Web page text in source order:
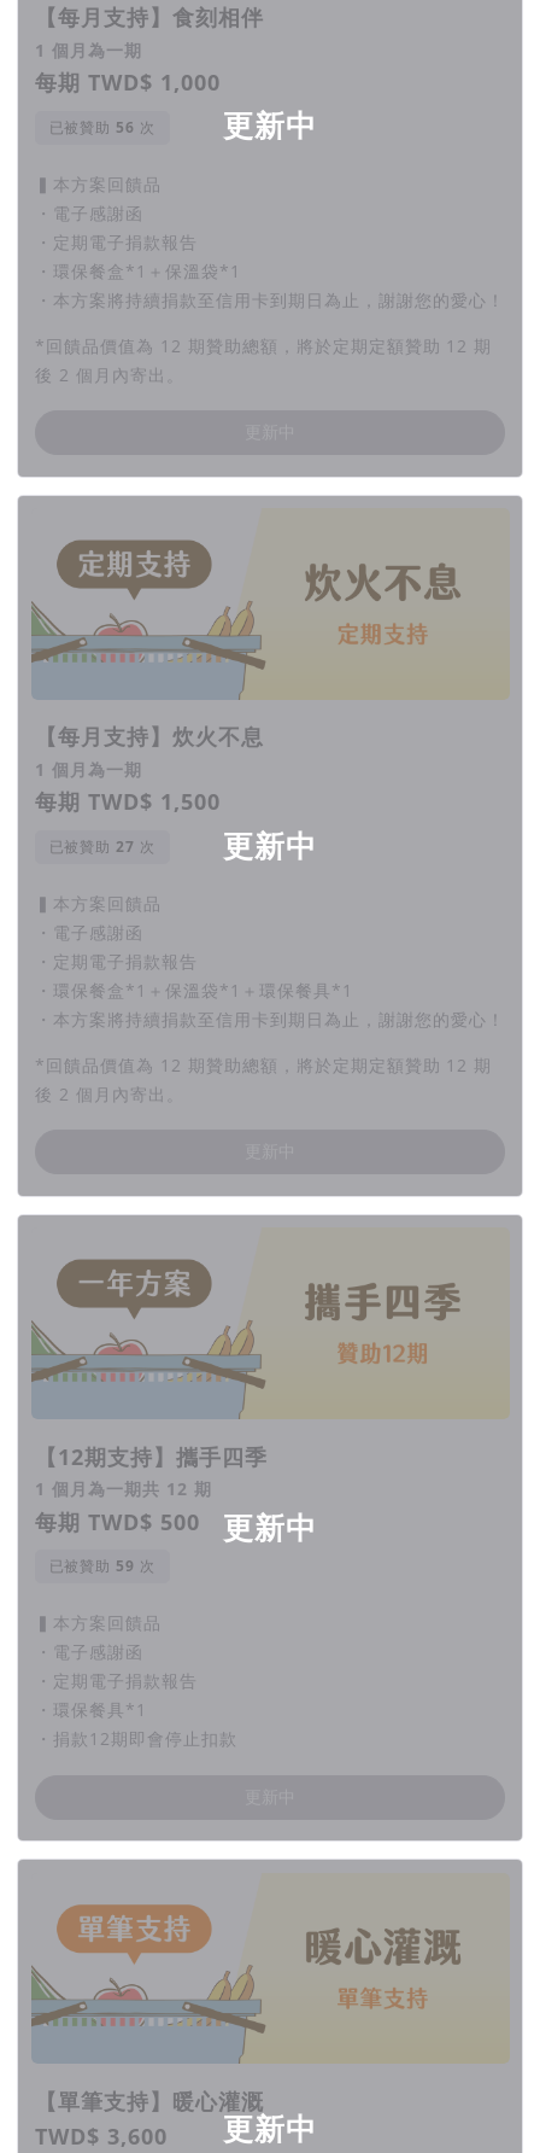
更新中
【每月支持】食刻相伴
1 個月為一期
每期 TWD$ 1,000
已被贊助 次
▍本方案回饋品
・電子感謝函
・定期電子捐款報告
・環保餐盒*1＋保溫袋*1
・本方案將持續捐款至信用卡到期日為止，謝謝您的愛心！
*回饋品價值為 12 期贊助總額，將於定期定額贊助 12 期
後 2 個月內寄出。
更新中
【每月支持】炊火不息
1 個月為一期
每期 TWD$ 1,500
已被贊助 次
▍本方案回饋品
・電子感謝函
・定期電子捐款報告
・環保餐盒*1＋保溫袋*1＋環保餐具*1
・本方案將持續捐款至信用卡到期日為止，謝謝您的愛心！
*回饋品價值為 12 期贊助總額，將於定期定額贊助 12 期
後 2 個月內寄出。
更新中
【12期支持】攜手四季
1 個月為一期共 12 期
每期 TWD$ 500
已被贊助 次
▍本方案回饋品
・電子感謝函
・定期電子捐款報告
・環保餐具*1
・捐款12期即會停止扣款
更新中
【單筆支持】暖心灌溉
TWD$ 3,600